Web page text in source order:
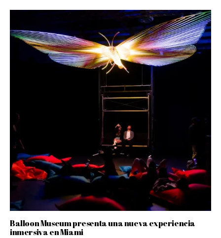
Balloon Museum presenta una nueva experiencia
inmersiva en Miami